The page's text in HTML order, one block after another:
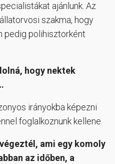
ajánlunk. Az
szakma, hogy
pedig polihisztorként
hogy nektek
irányokba képezni
foglalkoznunk kellene.
ami egy komoly
az időben, a